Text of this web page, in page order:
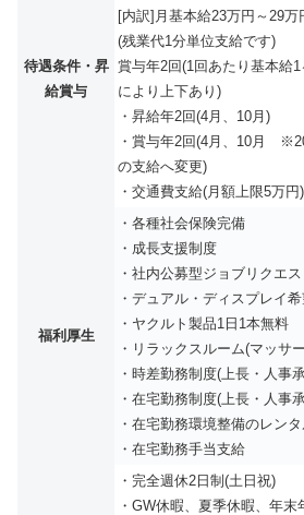
待遇条件・昇
給賞与
[内訳]月基本給23万円～29
(残業代1分単位支給です)
賞与年2回(1回あたり基本給
により上下あり)
・昇給年2回(4月、10月)
・賞与年2回(4月、10月
の支給へ変更)
・交通費支給(月額上限5万円)
福利厚生
・各種社会保険完備
・成長支援制度
・社内公募型ジョブリクエ
・デュアル・ディスプレイ
・ヤクルト製品1日1本無料
・リラックスルーム(マッサ
・時差勤務制度(上長・人事
・在宅勤務制度(上長・人事
・在宅勤務環境整備のレン
・在宅勤務手当支給
・完全週休2日制(土日祝)
・GW休暇、夏季休暇、年